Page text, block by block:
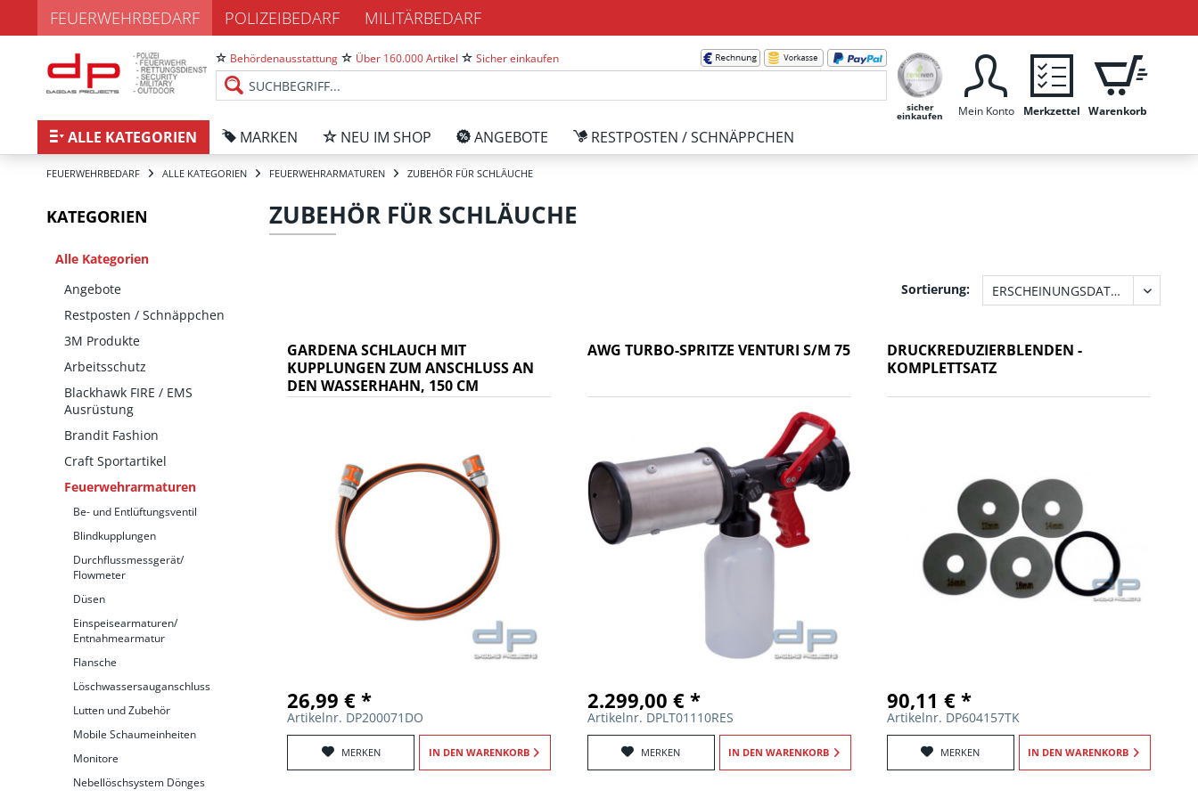
FEUERWEHRBEDARF POLIZEIBEDARF MILITÄRBEDARF
Behördenausstattung Über 160.000 Artikel Sicher einkaufen
sicher
einkaufen Mein Konto Merkzettel Warenkorb
ALLE KATEGORIEN MARKEN NEU IM SHOP ANGEBOTE RESTPOSTEN / SCHNÄPPCHEN
FEUERWEHRBEDARF ALLE KATEGORIEN FEUERWEHRARMATUREN ZUBEHÖR FÜR SCHLÄUCHE
KATEGORIEN
Alle Kategorien
Angebote
Restposten / Schnäppchen
3M Produkte
Arbeitsschutz
Blackhawk FIRE / EMS
Ausrüstung
Brandit Fashion
Craft Sportartikel
Feuerwehrarmaturen
Be- und Entlüftungsventil
Blindkupplungen
Durchflussmessgerät/
Flowmeter
Düsen
Einspeisearmaturen/
Entnahmearmatur
Flansche
Löschwassersauganschluss
Lutten und Zubehör
Mobile Schaumeinheiten
Monitore
Nebellöschsystem Dönges
ZUBEHÖR FÜR SCHLÄUCHE
Sortierung:
GARDENA SCHLAUCH MIT
KUPPLUNGEN ZUM ANSCHLUSS AN
DEN WASSERHAHN, 150 CM
26,99 € *
Artikelnr. DP200071DO
MERKEN IN DEN WARENKORB
AWG TURBO-SPRITZE VENTURI S/M 75
2.299,00 € *
Artikelnr. DPLT01110RES
MERKEN IN DEN WARENKORB
DRUCKREDUZIERBLENDEN -
KOMPLETTSATZ
90,11 € *
Artikelnr. DP604157TK
MERKEN IN DEN WARENKORB